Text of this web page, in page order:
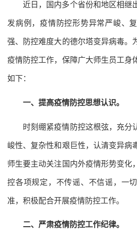
近日，国内多个省份和地区相继
发病例，疫情防控形势异常严峻、
强、防控难度大的德尔塔变异病毒。
疫情防控工作，保障广大师生员工身
如下：
一、提高疫情防控思想认识。
时刻绷紧疫情防控这根弦，充分
峻性、复杂性和艰巨性，认清变异病
师生要主动关注国内外疫情形势变化
控各项规定，不传谣、不信谣，一
准，积极配合开展疫情防控工作。
二、严肃疫情防控工作纪律。